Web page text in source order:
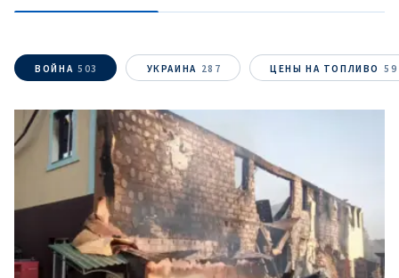
ВОЙНА 503 УКРАИНА 287 ЦЕНЫ НА ТОПЛИВО 59